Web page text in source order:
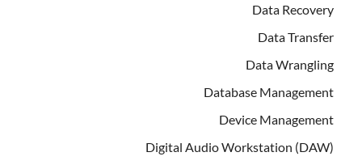
Data Recovery
Data Transfer
Data Wrangling
Database Management
Device Management
Digital Audio Workstation (DAW)